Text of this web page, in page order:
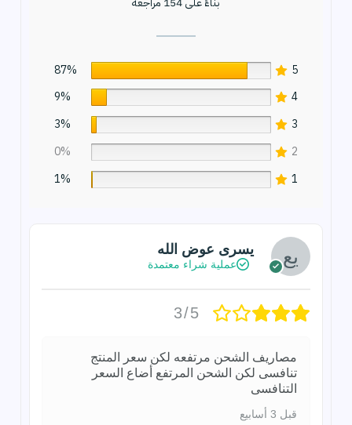
5
87%
4
9%
3
3%
2
0%
1
1%
يسرى عوض الله
عملية شراء معتمدة
3/5
مصاريف الشحن مرتفعه لكن سعر المنتج
تنافسى لكن الشحن المرتفع أضاع السعر
التنافسى
قبل 3 أسابيع